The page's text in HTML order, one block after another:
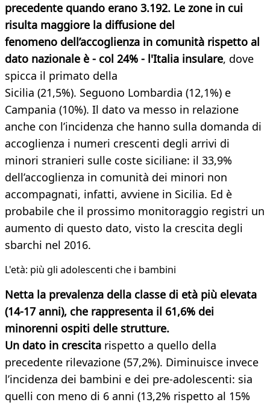
precedente quando erano 3.192. Le zone in cui
risulta maggiore la diffusione del
fenomeno dell’accoglienza in comunità rispetto al
dato nazionale è - col 24% - l'Italia insulare, dove
spicca il primato della
Sicilia (21,5%). Seguono Lombardia (12,1%) e
Campania (10%). Il dato va messo in relazione
anche con l’incidenza che hanno sulla domanda di
accoglienza i numeri crescenti degli arrivi di
minori stranieri sulle coste siciliane: il 33,9%
dell’accoglienza in comunità dei minori non
accompagnati, infatti, avviene in Sicilia. Ed è
probabile che il prossimo monitoraggio registri un
aumento di questo dato, visto la crescita degli
sbarchi nel 2016.
L'età: più gli adolescenti che i bambini
Netta la prevalenza della classe di età più elevata
(14-17 anni), che rappresenta il 61,6% dei
minorenni ospiti delle strutture.
Un dato in crescita rispetto a quello della
precedente rilevazione (57,2%). Diminuisce invece
l’incidenza dei bambini e dei pre-adolescenti: sia
quelli con meno di 6 anni (13,2% rispetto al 15%